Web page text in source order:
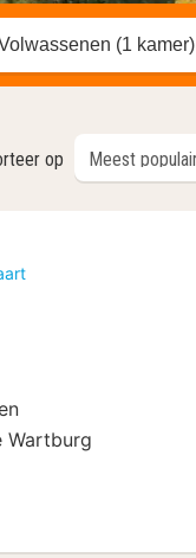
(1 kamer)
op
Wartburg